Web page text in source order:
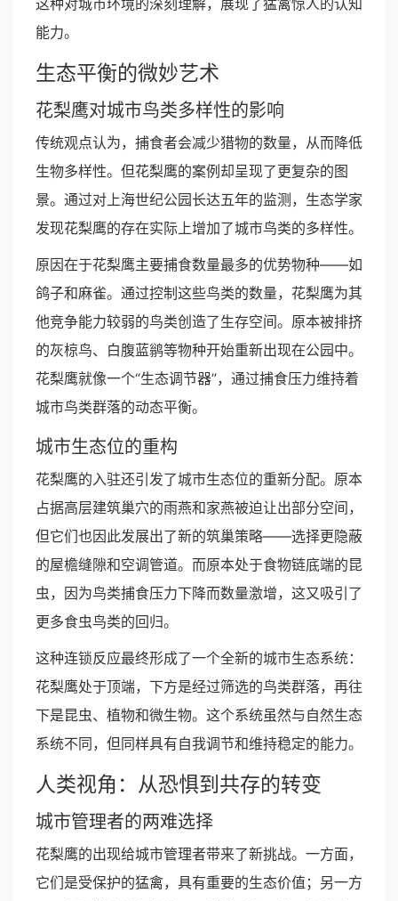
这种对城市环境的深刻理解，展现了猛禽惊人的认知
能力。
生态平衡的微妙艺术
花梨鹰对城市鸟类多样性的影响
传统观点认为，捕食者会减少猎物的数量，从而降低
生物多样性。但花梨鹰的案例却呈现了更复杂的图
景。通过对上海世纪公园长达五年的监测，生态学家
发现花梨鹰的存在实际上增加了城市鸟类的多样性。
原因在于花梨鹰主要捕食数量最多的优势物种——如
鸽子和麻雀。通过控制这些鸟类的数量，花梨鹰为其
他竞争能力较弱的鸟类创造了生存空间。原本被排挤
的灰椋鸟、白腹蓝鹟等物种开始重新出现在公园中。
花梨鹰就像一个“生态调节器”，通过捕食压力维持着
城市鸟类群落的动态平衡。
城市生态位的重构
花梨鹰的入驻还引发了城市生态位的重新分配。原本
占据高层建筑巢穴的雨燕和家燕被迫让出部分空间，
但它们也因此发展出了新的筑巢策略——选择更隐蔽
的屋檐缝隙和空调管道。而原本处于食物链底端的昆
虫，因为鸟类捕食压力下降而数量激增，这又吸引了
更多食虫鸟类的回归。
这种连锁反应最终形成了一个全新的城市生态系统：
花梨鹰处于顶端，下方是经过筛选的鸟类群落，再往
下是昆虫、植物和微生物。这个系统虽然与自然生态
系统不同，但同样具有自我调节和维持稳定的能力。
人类视角：从恐惧到共存的转变
城市管理者的两难选择
花梨鹰的出现给城市管理者带来了新挑战。一方面，
它们是受保护的猛禽，具有重要的生态价值；另一方